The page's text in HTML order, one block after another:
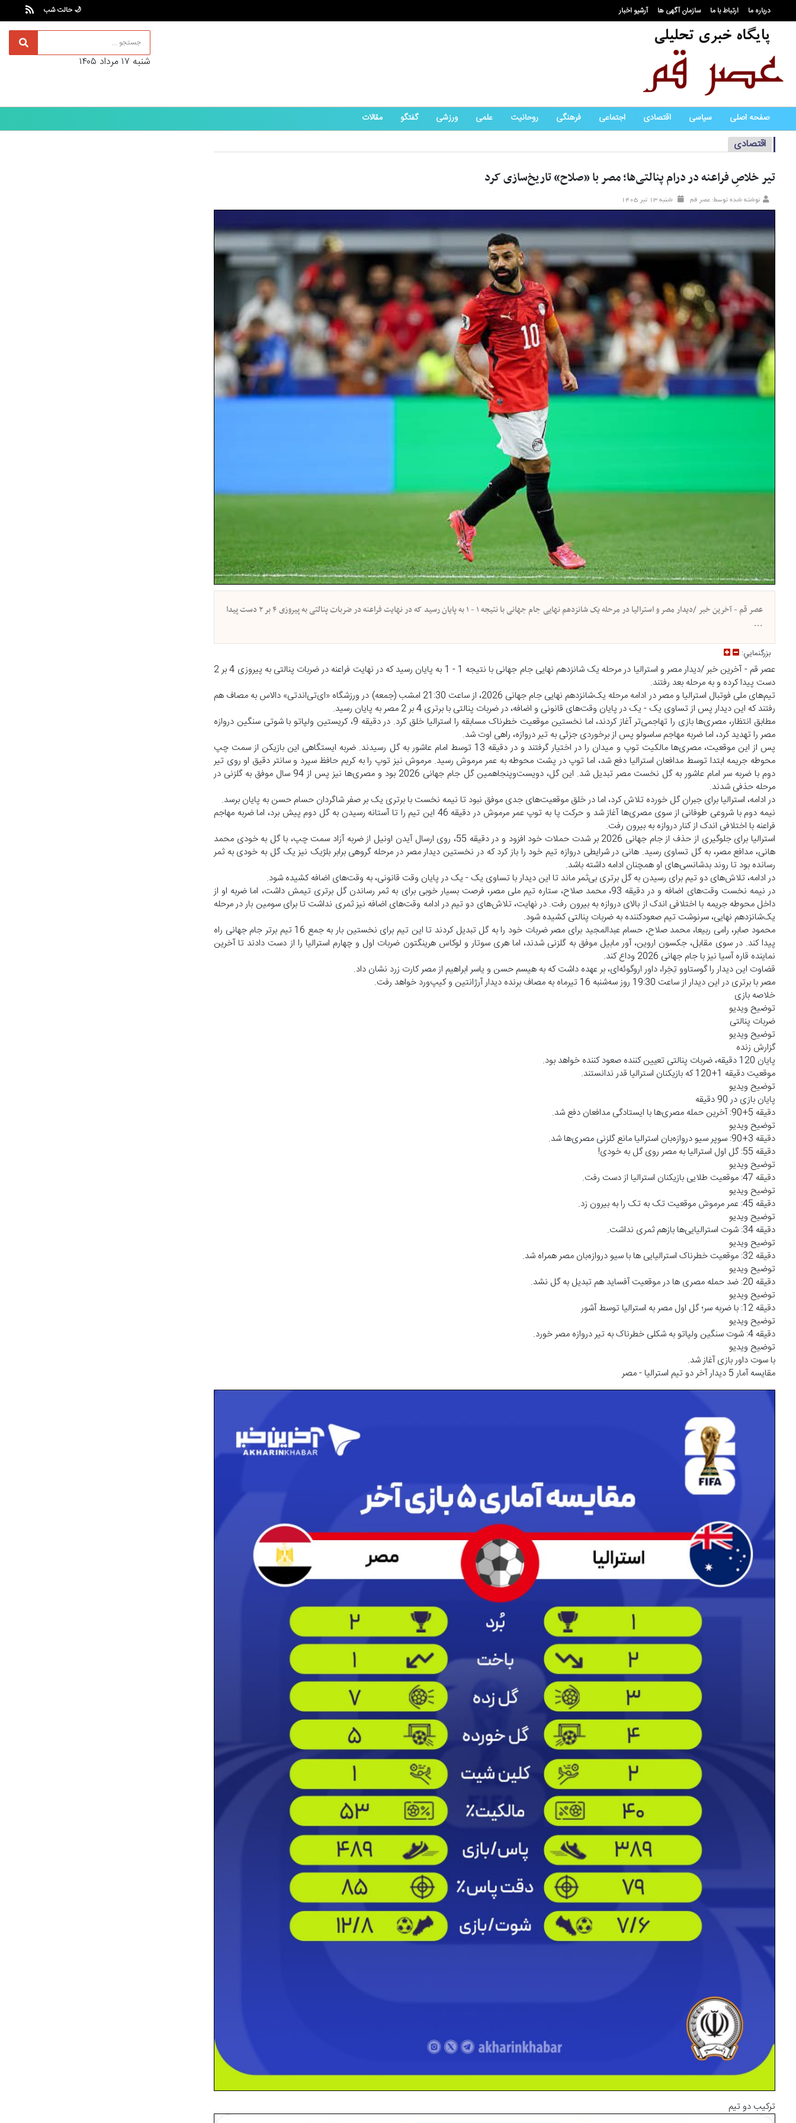
درباره ما ارتباط با ما سازمان آگهی ها آرشیو اخبار 🌙 حالت شب
شنبه ۱۷ مرداد ۱۴۰۵
صفحه اصلی سیاسی اقتصادی اجتماعی فرهنگی روحانیت علمی ورزشی گفتگو مقالات
اقتصادی
تیر خلاصِ فراعنه در درام پنالتی‌ها؛ مصر با «صلاح» تاریخ‌سازی کرد
نوشته شده توسط: عصر قم شنبه ۱۳ تير ۱۴۰۵
عصر قم - آخرین خبر /دیدار مصر و استرالیا در مرحله یک شانزدهم نهایی جام جهانی با نتیجه ۱ - ۱ به پایان رسید که در نهایت فراعنه در ضربات پنالتی به پیروزی ۴ بر ۲ دست پیدا
...
بزرگنمايي:
عصر قم - آخرین خبر /دیدار مصر و استرالیا در مرحله یک شانزدهم نهایی جام جهانی با نتیجه 1 - 1 به پایان رسید که در نهایت فراعنه در ضربات پنالتی به پیروزی 4 بر 2
دست پیدا کرده و به مرحله بعد رفتند.
تیم‌های ملی فوتبال استرالیا و مصر در ادامه مرحله یک‌شانزدهم نهایی جام جهانی 2026، از ساعت 21:30 امشب (جمعه) در ورزشگاه «ای‌تی‌اندتی» دالاس به مصاف هم
رفتند که این دیدار پس از تساوی یک - یک در پایان وقت‌های قانونی و اضافه، در ضربات پنالتی با برتری 4 بر 2 مصر به پایان رسید.
مطابق انتظار، مصری‌ها بازی را تهاجمی‌تر آغاز کردند، اما نخستین موقعیت خطرناک مسابقه را استرالیا خلق کرد. در دقیقه 9، کریستین ولپاتو با شوتی سنگین دروازه
مصر را تهدید کرد، اما ضربه مهاجم ساسولو پس از برخوردی جزئی به تیر دروازه، راهی اوت شد.
پس از این موقعیت، مصری‌ها مالکیت توپ و میدان را در اختیار گرفتند و در دقیقه 13 توسط امام عاشور به گل رسیدند. ضربه ایستگاهی این بازیکن از سمت چپ
محوطه جریمه ابتدا توسط مدافعان استرالیا دفع شد، اما توپ در پشت محوطه به عمر مرموش رسید. مرموش نیز توپ را به کریم حافظ سپرد و سانتر دقیق او روی تیر
دوم با ضربه سر امام عاشور به گل نخست مصر تبدیل شد. این گل، دویست‌وپنجاهمین گل جام جهانی 2026 بود و مصری‌ها نیز پس از 94 سال موفق به گلزنی در
مرحله حذفی شدند.
در ادامه، استرالیا برای جبران گل خورده تلاش کرد، اما در خلق موقعیت‌های جدی موفق نبود تا نیمه نخست با برتری یک بر صفر شاگردان حسام حسن به پایان برسد.
نیمه دوم با شروعی طوفانی از سوی مصری‌ها آغاز شد و حرکت پا به توپ عمر مرموش در دقیقه 46 این تیم را تا آستانه رسیدن به گل دوم پیش برد، اما ضربه مهاجم
فراعنه با اختلافی اندک از کنار دروازه به بیرون رفت.
استرالیا برای جلوگیری از حذف از جام جهانی 2026 بر شدت حملات خود افزود و در دقیقه 55، روی ارسال آیدن اونیل از ضربه آزاد سمت چپ، با گل به خودی محمد
هانی، مدافع مصر، به گل تساوی رسید. هانی در شرایطی دروازه تیم خود را باز کرد که در نخستین دیدار مصر در مرحله گروهی برابر بلژیک نیز یک گل به خودی به ثمر
رسانده بود تا روند بدشانسی‌های او همچنان ادامه داشته باشد.
در ادامه، تلاش‌های دو تیم برای رسیدن به گل برتری بی‌ثمر ماند تا این دیدار با تساوی یک - یک در پایان وقت قانونی، به وقت‌های اضافه کشیده شود.
در نیمه نخست وقت‌های اضافه و در دقیقه 93، محمد صلاح، ستاره تیم ملی مصر، فرصت بسیار خوبی برای به ثمر رساندن گل برتری تیمش داشت، اما ضربه او از
داخل محوطه جریمه با اختلافی اندک از بالای دروازه به بیرون رفت. در نهایت، تلاش‌های دو تیم در ادامه وقت‌های اضافه نیز ثمری نداشت تا برای سومین بار در مرحله
یک‌شانزدهم نهایی، سرنوشت تیم صعودکننده به ضربات پنالتی کشیده شود.
محمود صابر، رامی ربیعا، محمد صلاح، حسام عبدالمجید برای مصر ضربات خود را به گل تبدیل کردند تا این تیم برای نخستین بار به جمع 16 تیم برتر جام جهانی راه
پیدا کند. در سوی مقابل، جکسون اروین، آور مابیل موفق به گلزنی شدند، اما هری سوتار و لوکاس هرینگتون ضربات اول و چهارم استرالیا را از دست دادند تا آخرین
نماینده قاره آسیا نیز با جام جهانی 2026 وداع کند.
قضاوت این دیدار را گوستاوو تِخِرا، داور اروگوئه‌ای، بر عهده داشت که به هیسم حسن و یاسر ابراهیم از مصر کارت زرد نشان داد.
مصر با برتری در این دیدار از ساعت 19:30 روز سه‌شنبه 16 تیرماه به مصاف برنده دیدار آرژانتین و کیپ‌ورد خواهد رفت.
خلاصه بازی
توضیح ویدیو
ضربات پنالتی
توضیح ویدیو
گزارش زنده
پایان 120 دقیقه، ضربات پنالتی تعیین کننده صعود کننده خواهد بود.
موقعیت دقیقه 1+120 که بازیکنان استرالیا قدر ندانستند.
توضیح ویدیو
پایان بازی در 90 دقیقه
دقیقه 5+90: آخرین حمله مصری‌ها با ایستادگی مدافعان دفع شد.
توضیح ویدیو
دقیقه 3+90: سوپر سیو دروازه‌بان استرالیا مانع گلزنی مصری‌ها شد.
دقیقه 55: گل اول استرالیا به مصر روی گل به خودی!
توضیح ویدیو
دقیقه 47: موقعیت طلایی بازیکنان استرالیا از دست رفت.
توضیح ویدیو
دقیقه 45: عمر مرموش موقعیت تک به تک را به بیرون زد.
توضیح ویدیو
دقیقه 34: شوت استرالیایی‌ها بازهم ثمری نداشت.
توضیح ویدیو
دقیقه 32: موقعیت خطرناک استرالیایی ها با سیو دروازه‌بان مصر همراه شد.
توضیح ویدیو
دقیقه 20: ضد حمله مصری ها در موقعیت آفساید هم تبدیل به گل نشد.
توضیح ویدیو
دقیقه 12: با ضربه سر؛ گل اول مصر به استرالیا توسط آشور
توضیح ویدیو
دقیقه 4: شوت سنگین ولپاتو به شکلی خطرناک به تیر دروازه مصر خورد.
توضیح ویدیو
با سوت داور بازی آغاز شد.
مقایسه آمار 5 دیدار آخر دو تیم استرالیا - مصر
ترکیب دو تیم